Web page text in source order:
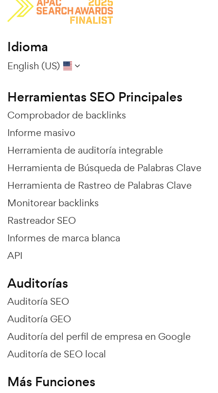
Idioma
English (US)
Herramientas SEO Principales
Comprobador de backlinks
Informe masivo
Herramienta de auditoría integrable
Herramienta de Búsqueda de Palabras Clave
Herramienta de Rastreo de Palabras Clave
Monitorear backlinks
Rastreador SEO
Informes de marca blanca
API
Auditorías
Auditoría SEO
Auditoría GEO
Auditoría del perfil de empresa en Google
Auditoría de SEO local
Más Funciones